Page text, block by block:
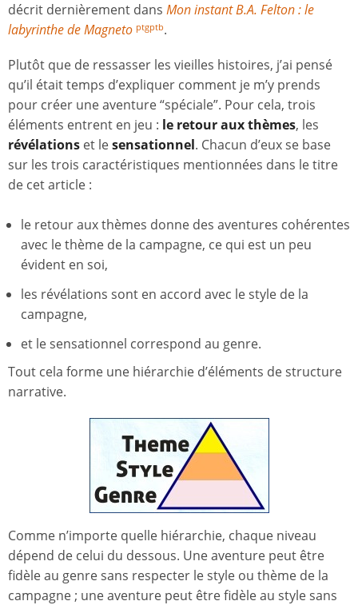
décrit dernièrement dans Mon instant B.A. Felton : le
labyrinthe de Magneto ptgptb.
Plutôt que de ressasser les vieilles histoires, j’ai pensé
qu’il était temps d’expliquer comment je m’y prends
pour créer une aventure “spéciale”. Pour cela, trois
éléments entrent en jeu : le retour aux thèmes, les
révélations et lesensationnel. Chacun d’eux se base
sur les trois caractéristiques mentionnées dans le titre
de cet article :
le retour aux thèmes donne des aventures cohérentes
avec le thème de la campagne, ce qui est un peu
évident en soi,
les révélations sont en accord avec le style de la
campagne,
et le sensationnel correspond au genre.
Tout cela forme une hiérarchie d’éléments de structure
narrative.
Comme n’importe quelle hiérarchie, chaque niveau
dépend de celui du dessous. Une aventure peut être
fidèle au genre sans respecter le style ou thème de la
campagne ; une aventure peut être fidèle au style sans